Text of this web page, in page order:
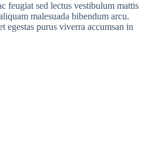
feugiat sed lectus vestibulum mattis
malesuada bibendum arcu.
egestas purus viverra accumsan in